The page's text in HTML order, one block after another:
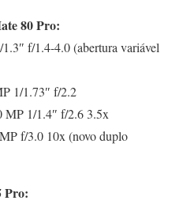
80 Pro:
f/1.4-4.0 (abertura variável
1/1.73″ f/2.2
MP 1/1.4″ f/2.6 3.5x
f/3.0 10x (novo duplo
Pro: